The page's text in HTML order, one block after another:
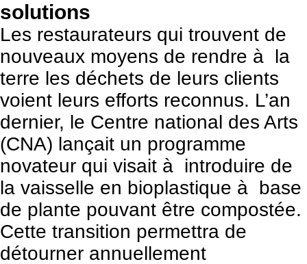
solutions
Les restaurateurs qui trouvent de
nouveaux moyens de rendre à la
terre les déchets de leurs clients
voient leurs efforts reconnus. L’an
dernier, le Centre national des Arts
(CNA) lançait un programme
novateur qui visait à introduire de
la vaisselle en bioplastique à base
de plante pouvant être compostée.
Cette transition permettra de
détourner annuellement